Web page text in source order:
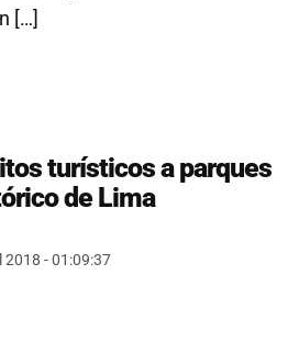
[…]
turísticos a parques
de Lima
2018 - 01:09:37